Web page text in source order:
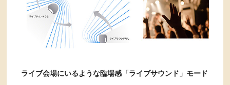
ライブ会場にいるような臨場感「ライブサウンド」モード